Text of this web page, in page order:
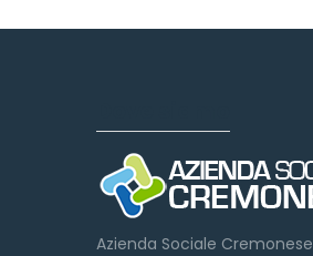
Azienda Sociale Cremonese